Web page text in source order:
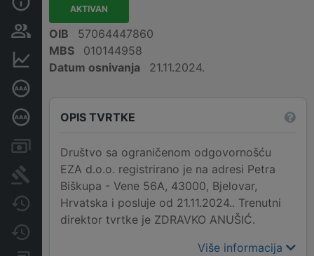
Osobe i vlasništvo
Dubinska bonitetna ocjena
Računi i blokade
Sudske objave
Javne nabavke
AKTIVAN
OIB
57064447860
MBS
010144958
Datum osnivanja
21.11.2024.
OPIS TVRTKE
Društvo sa ograničenom odgovornošću
EZA d.o.o. registrirano je na adresi Petra
Biškupa - Vene 56A, 43000, Bjelovar,
Hrvatska i posluje od 21.11.2024.. Trenutni
direktor tvrtke je ZDRAVKO ANUŠIĆ.
Više informacija